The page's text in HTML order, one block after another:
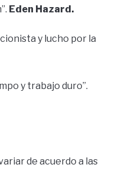
Eden Hazard.
y lucho por la
y trabajo duro”.
de acuerdo a las